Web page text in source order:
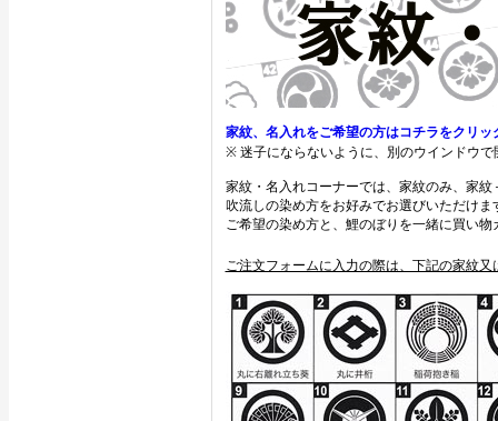
家紋、名入れをご希望の方はコチラをクリッ
※ 迷子にならないように、別のウインドウで
家紋・名入れコーナーでは、家紋のみ、家
吹流しの染め方をお好みでお選びいただけま
ご希望の染め方と、鯉のぼりを一緒に買い
ご注文フォームに入力の際は、下記の家紋又